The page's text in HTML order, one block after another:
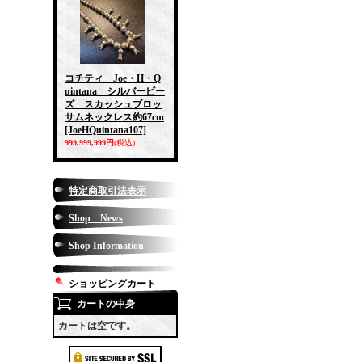
コチティ Joe・H・Q
uintana シルバービー
ズ スカッシュブロッ
サムネックレス約67cm
[JoeHQuintana107]
999,999,999円(税込)
特定商取引法表示
Shop News
Shop Information
ショッピングカート
カートの中身
カートは空です。